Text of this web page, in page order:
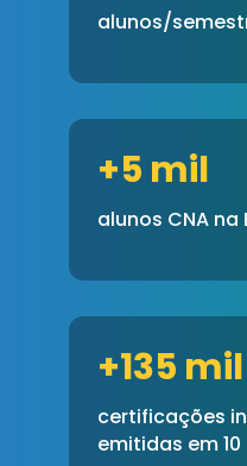
alunos/
+5 mil
alunos CNA na
+135 mil
certificações
emitidas em